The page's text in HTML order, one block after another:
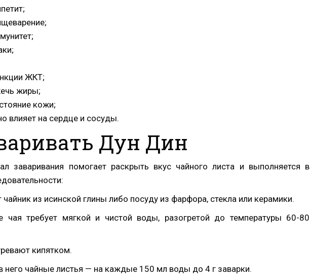
ЖКТ;
жиры;
кожи;
влияет на сердце и сосуды.
Дун Дин
заваривания помогает раскрыть вкус чайного листа и выполняется в
из исинской глины либо посуду из фарфора, стекла или керамики.
чая требует мягкой и чистой воды, разогретой до температуры 60-80
кипятком.
чайные листья — на каждые 150 мл воды до 4 г заварки.